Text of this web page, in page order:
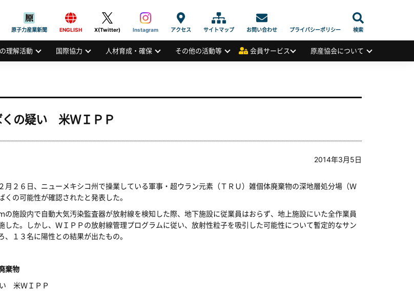
FORUM, INC.
原子力産業新聞 ENGLISH X(Twitter) Instagram アクセス サイトマップ お問い合わせ プライバシーポリシー 検索
理解活動 国際協力 人材育成・確保 その他の活動等 会員サービス 原産協会について
くの疑い 米ＷＩＰＰ
2014年3月5日
月２６日、ニューメキシコ州で操業している軍事・超ウラン元素（ＴＲＵ）雑個体廃棄物の深地層処分場（Ｗ
くの可能性が確認されたと発表した。
の施設内で自動大気汚染監査器が放射線を検知した際、地下施設に従業員はおらず、地上施設にいた全作業員
した。しかし、ＷＩＰＰの放射線管理プログラムに従い、放射性粒子を吸引した可能性について暫定的なサン
１３名に陽性との結果が出たもの。
棄物